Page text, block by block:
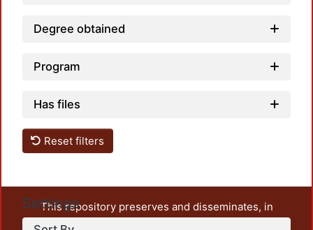
Degree obtained
Program
Has files
Reset filters
Settings
This repository preserves and disseminates, in
unrestricted open access, the teaching and research